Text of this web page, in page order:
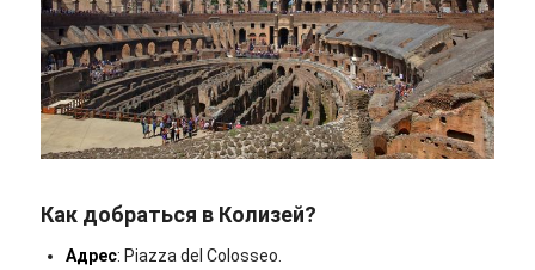
Как добраться в Колизей?
Адрес: Piazza del Colosseo.